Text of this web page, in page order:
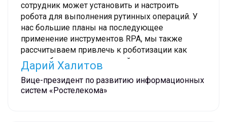
сотрудник может установить и настроить
робота для выполнения рутинных операций. У
нас большие планы на последующее
применение инструментов RPA, мы также
рассчитываем привлечь к роботизации как
можно больше направлений и сотрудников
Дарий Халитов
Вице-президент по развитию информационных
систем «Ростелекома»